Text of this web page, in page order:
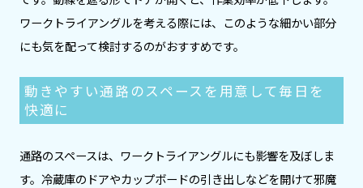
ワークトライアングルを考える際には、このような細かい部分
にも気を配って検討するのがおすすめです。
動きやすい通路のスペースを用意して毎日を
快適に
通路のスペースは、ワークトライアングルにも影響を及ぼしま
す。冷蔵庫のドアやカップボードの引き出しなどを開けて邪魔